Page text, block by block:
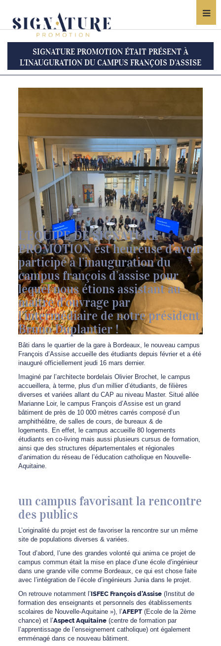
SIGNATURE PROMOTION ÉTAIT PRÉSENT À
L’INAUGURATION DU CAMPUS FRANÇOIS D’ASSISE
L’EQUIPE DE SIGNATURE
PROMOTION est heureuse d’avoir
participé à l’inauguration du
campus françois d’assise pour
lequel nous étions assistant au
maître d’ouvrage par
l’intermédiaire de notre président
Bruno Duplantier !
Bâti dans le quartier de la gare à Bordeaux, le nouveau campus
François d’Assise accueille des étudiants depuis février et a été
inauguré officiellement jeudi 16 mars dernier.
Imaginé par l’architecte bordelais Olivier Brochet, le campus
accueillera, à terme, plus d’un millier d’étudiants, de filières
diverses et variées allant du CAP au niveau Master. Situé allée
Marianne Loir, le campus François d’Assise est un grand
bâtiment de près de 10 000 mètres carrés composé d’un
amphithéâtre, de salles de cours, de bureaux & de
logements. En effet, le campus accueille 80 logements
étudiants en co-living mais aussi plusieurs cursus de formation,
ainsi que des structures départementales et régionales
d’animation du réseau de l’éducation catholique en Nouvelle-
Aquitaine.
un campus favorisant la rencontre
des publics
L’originalité du projet est de favoriser la rencontre sur un même
site de populations diverses & variées.
Tout d’abord, l’une des grandes volonté qui anima ce projet de
campus commun était la mise en place d’une école d’ingénieur
dans une grande ville comme Bordeaux, ce qui est chose faite
avec l’intégration de l’école d’ingénieurs Junia dans le projet.
On retrouve notamment l’ISFEC François d’Assise (Institut de
formation des enseignants et personnels des établissements
scolaires de Nouvelle-Aquitaine »), l’AFEPT (Ecole de la 2ème
chance) et l’Aspect Aquitaine (centre de formation par
l’apprentissage de l’enseignement catholique) ont également
emménagé dans ce nouveau bâtiment.